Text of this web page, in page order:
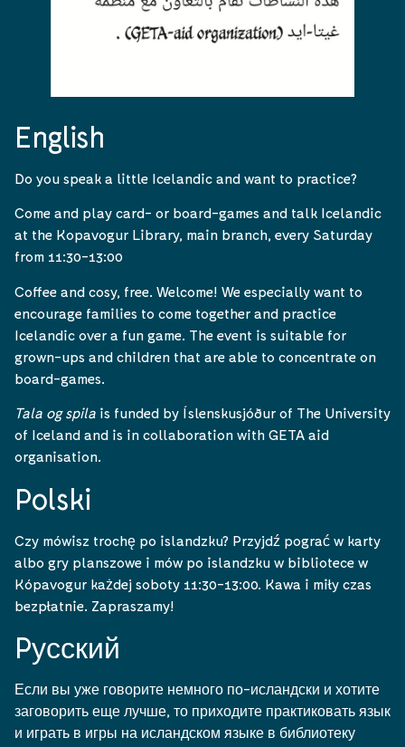
English
Do you speak a little Icelandic and want to practice?
Come and play card- or board-games and talk Icelandic
at the Kopavogur Library, main branch, every Saturday
from 11:30-13:00
Coffee and cosy, free. Welcome! We especially want to
encourage families to come together and practice
Icelandic over a fun game. The event is suitable for
grown-ups and children that are able to concentrate on
board-games.
Tala og spila is funded by Íslenskusjóður of The University
of Iceland and is in collaboration with GETA aid
organisation.
Polski
Czy mówisz trochę po islandzku? Przyjdź pograć w karty
albo gry planszowe i mów po islandzku w bibliotece w
Kópavogur każdej soboty 11:30-13:00. Kawa i miły czas
bezpłatnie. Zapraszamy!
Pусский
Если вы уже говорите немного по-исландски и хотите
заговорить еще лучше, то приходите практиковать язык
и играть в игры на исландском языке в библиотеку